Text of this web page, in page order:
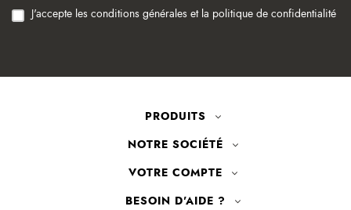
J'accepte les conditions générales et la politique de confidentialité
PRODUITS
NOTRE SOCIÉTÉ
VOTRE COMPTE
BESOIN D'AIDE ?